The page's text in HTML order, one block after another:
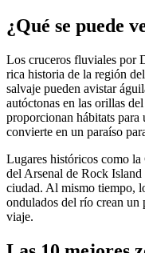
¿Qué se puede
Los cruceros fluviales por
rica historia de la región
salvaje pueden avistar
autóctonas en las orillas
proporcionan hábitats para
convierte en un paraíso
Lugares históricos como
del Arsenal de Rock
ciudad. Al mismo tiempo,
ondulados del río crean un
viaje.